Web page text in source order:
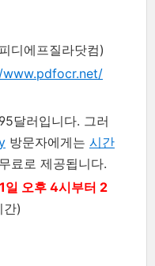
디에프질라닷컴)
달러입니다. 그러
방문자에게는 시간
료로 제공됩니다.
일 오후 4시부터 2
간)